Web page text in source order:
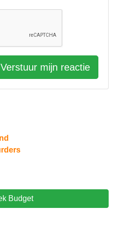
Budget
Verstuur mijn reactie